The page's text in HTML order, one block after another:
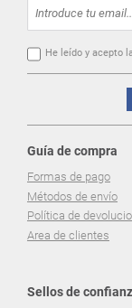
He leído y acepto
Guía de compra
Formas de pago
Métodos de envío
Política de
Area de clientes
Sellos de